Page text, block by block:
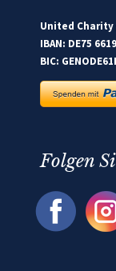
United
IBAN: DE75
BIC:
Folgen